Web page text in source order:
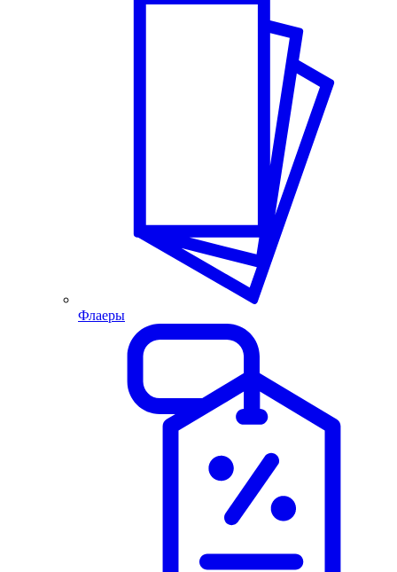
Флаеры